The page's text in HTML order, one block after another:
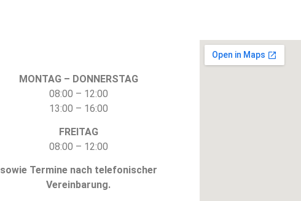
MONTAG – DONNERSTAG
08:00 – 12:00
13:00 – 16:00
FREITAG
08:00 – 12:00
sowie Termine nach telefonischer
Vereinbarung.